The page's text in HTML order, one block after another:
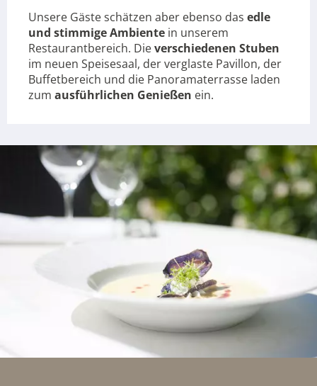
Unsere Gäste schätzen aber ebenso das edle
und stimmige Ambiente in unserem
Restaurantbereich. Dieverschiedenen Stuben
im neuen Speisesaal, der verglaste Pavillon, der
Buffetbereich und die Panoramaterrasse laden
zum ausführlichen Genießen ein.